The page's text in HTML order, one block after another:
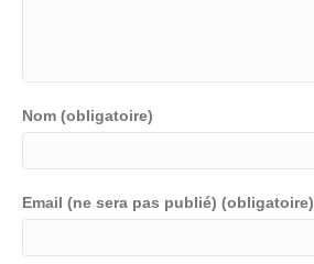
Nom (obligatoire)
Email (ne sera pas publié) (obligatoire)